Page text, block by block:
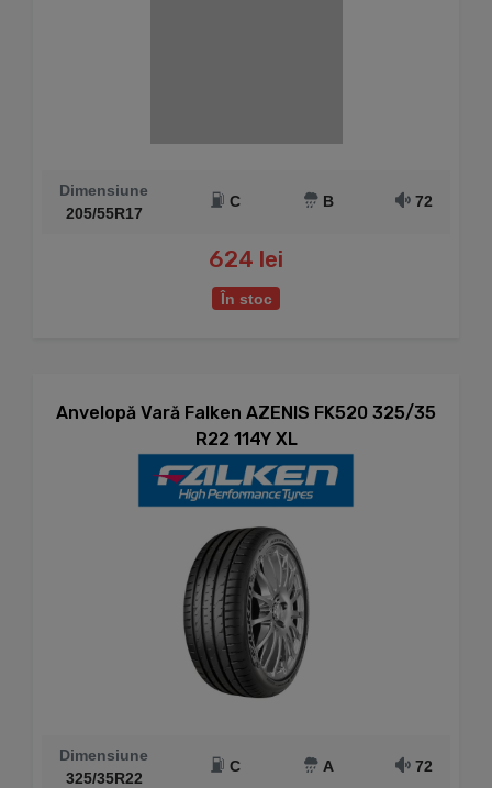
Dimensiune
205/55R17
C B 72
624 lei
În stoc
Anvelopă Vară Falken AZENIS FK520 325/35
R22 114Y XL
Dimensiune
325/35R22
C A 72